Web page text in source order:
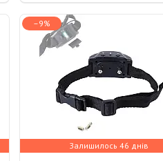
–9%
Залишилось 46 днів